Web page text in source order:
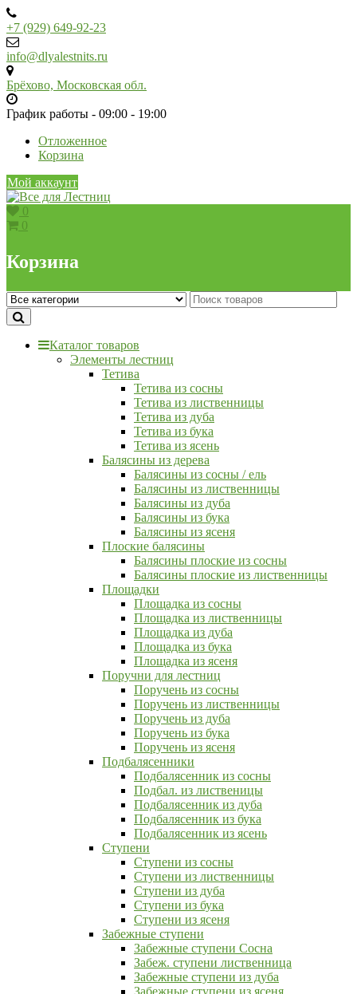
Skip
to
content
+7 (929) 649-92-23
info@dlyalestnits.ru
Брёхово, Московская обл.
График работы - 09:00 - 19:00
Отложенное
Корзина
Мой аккаунт
0
0
Корзина
Каталог товаров
Элементы лестниц
Тетива
Тетива из сосны
Тетива из лиственницы
Тетива из дуба
Тетива из бука
Тетива из ясень
Балясины из дерева
Балясины из сосны / ель
Балясины из лиственницы
Балясины из дуба
Балясины из бука
Балясины из ясеня
Плоские балясины
Балясины плоские из сосны
Балясины плоские из лиственницы
Площадки
Площадка из сосны
Площадка из лиственницы
Площадка из дуба
Площадка из бука
Площадка из ясеня
Поручни для лестниц
Поручень из сосны
Поручень из лиственницы
Поручень из дуба
Поручень из бука
Поручень из ясеня
Подбалясенники
Подбалясенник из сосны
Подбал. из лиственицы
Подбалясенник из дуба
Подбалясенник из бука
Подбалясенник из ясень
Ступени
Ступени из сосны
Ступени из лиственницы
Ступени из дуба
Ступени из бука
Ступени из ясеня
Забежные ступени
Забежные ступени Сосна
Забеж. ступени лиственница
Забежные ступени из дуба
Забежные ступени из ясеня